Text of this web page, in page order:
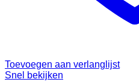
Toevoegen aan verlanglijst
Snel bekijken